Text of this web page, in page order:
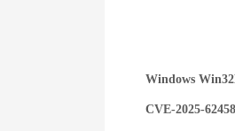
Windows
CVE-2025-62458